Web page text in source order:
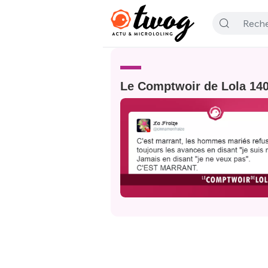
Le Comptwoir de Lola